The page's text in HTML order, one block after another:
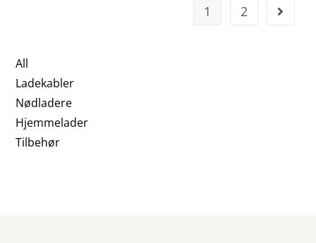
1 2
All
Ladekabler
Nødladere
Hjemmelader
Tilbehør